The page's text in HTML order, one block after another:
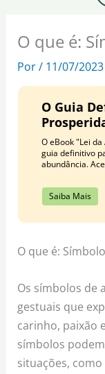
O que é:
Por/ 11/07/2023
O Guia
O eBook "Lei
guia definitivo
abundância.
Saiba Mais
O que é:
Os símbolos de
gestuais que
carinho, paixão
símbolos
situações,